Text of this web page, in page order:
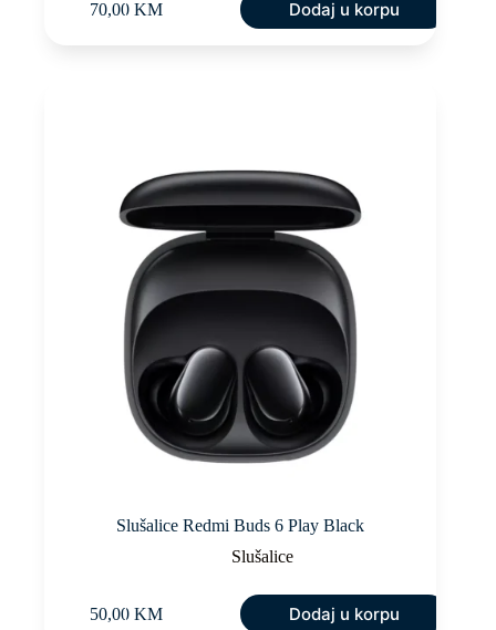
70,00 KM Dodaj u korpu
Slušalice Redmi Buds 6 Play Black
Slušalice
50,00 KM Dodaj u korpu